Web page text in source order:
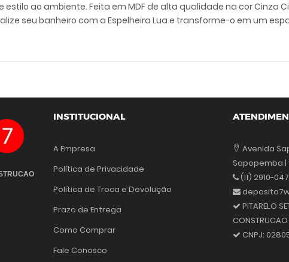
estilo ao ambiente. Feita em MDF de alta qualidade na cor Cinza
seu banheiro com a Espelheira Lua e transforme-o em um
INSTITUCIONAL
A Empresa
Política de Privacidade
Política de Troca e Devolução
Prazo de Entrega
Como Comprar
Fale Conosco
Avenida
Sapopemba |
(11) 2910-
PITARELO
CNPJ: